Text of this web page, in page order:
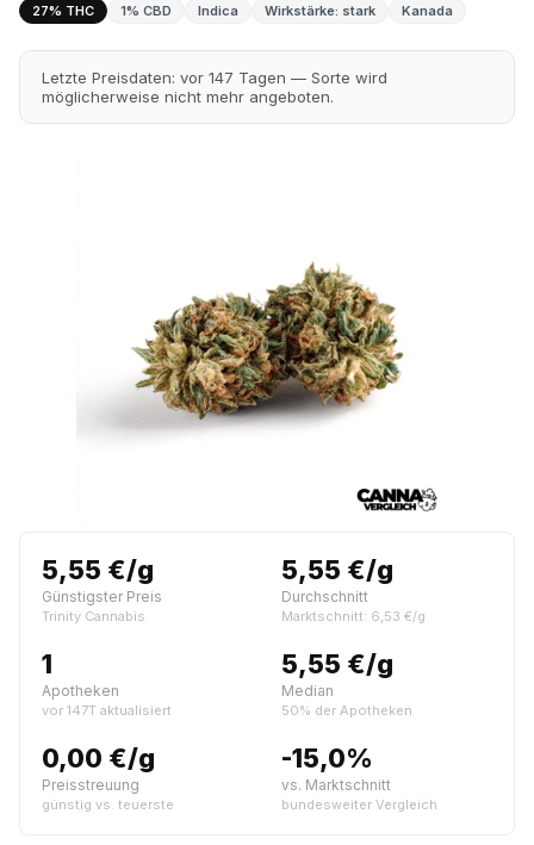
27% THC 1% CBD Indica Wirkstärke: stark Kanada
Letzte Preisdaten: vor 147 Tagen — Sorte wird
möglicherweise nicht mehr angeboten.
5,55 €/g
Günstigster Preis
Trinity Cannabis
5,55 €/g
Durchschnitt
Marktschnitt: 6,53 €/g
1
Apotheken
vor 147T aktualisiert
5,55 €/g
Median
50% der Apotheken
0,00 €/g
Preisstreuung
günstig vs. teuerste
-15,0%
vs. Marktschnitt
bundesweiter Vergleich